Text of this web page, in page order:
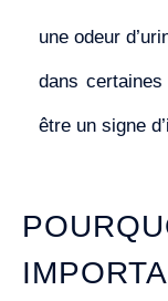
une odeur
dans
être un signe